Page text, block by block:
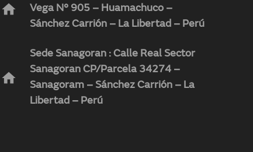
home
Vega N° 905 – Huamachuco –
Sánchez Carrión – La Libertad – Perú
home
Sede Sanagoran : Calle Real Sector
Sanagoran CP/Parcela 34274 –
Sanagoram – Sánchez Carrión – La
Libertad – Perú